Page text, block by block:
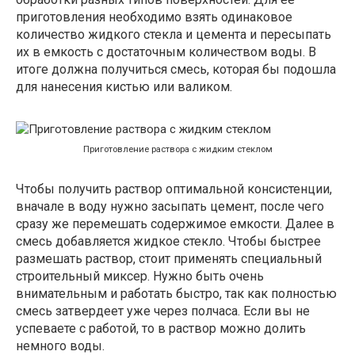
приготовления необходимо взять одинаковое
количество жидкого стекла и цемента и пересыпать
их в емкость с достаточным количеством воды. В
итоге должна получиться смесь, которая бы подошла
для нанесения кистью или валиком.
Приготовление раствора с жидким стеклом
Чтобы получить раствор оптимальной консистенции,
вначале в воду нужно засыпать цемент, после чего
сразу же перемешать содержимое емкости. Далее в
смесь добавляется жидкое стекло. Чтобы быстрее
размешать раствор, стоит применять специальный
строительный миксер. Нужно быть очень
внимательным и работать быстро, так как полностью
смесь затвердеет уже через полчаса. Если вы не
успеваете с работой, то в раствор можно долить
немного воды.